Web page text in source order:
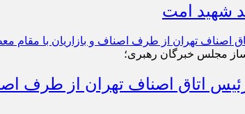
شهید امت
مجلس خبرگان رهبری؛
رئیس اتاق اصناف تهران از طرف